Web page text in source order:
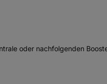
oder nachfolgenden